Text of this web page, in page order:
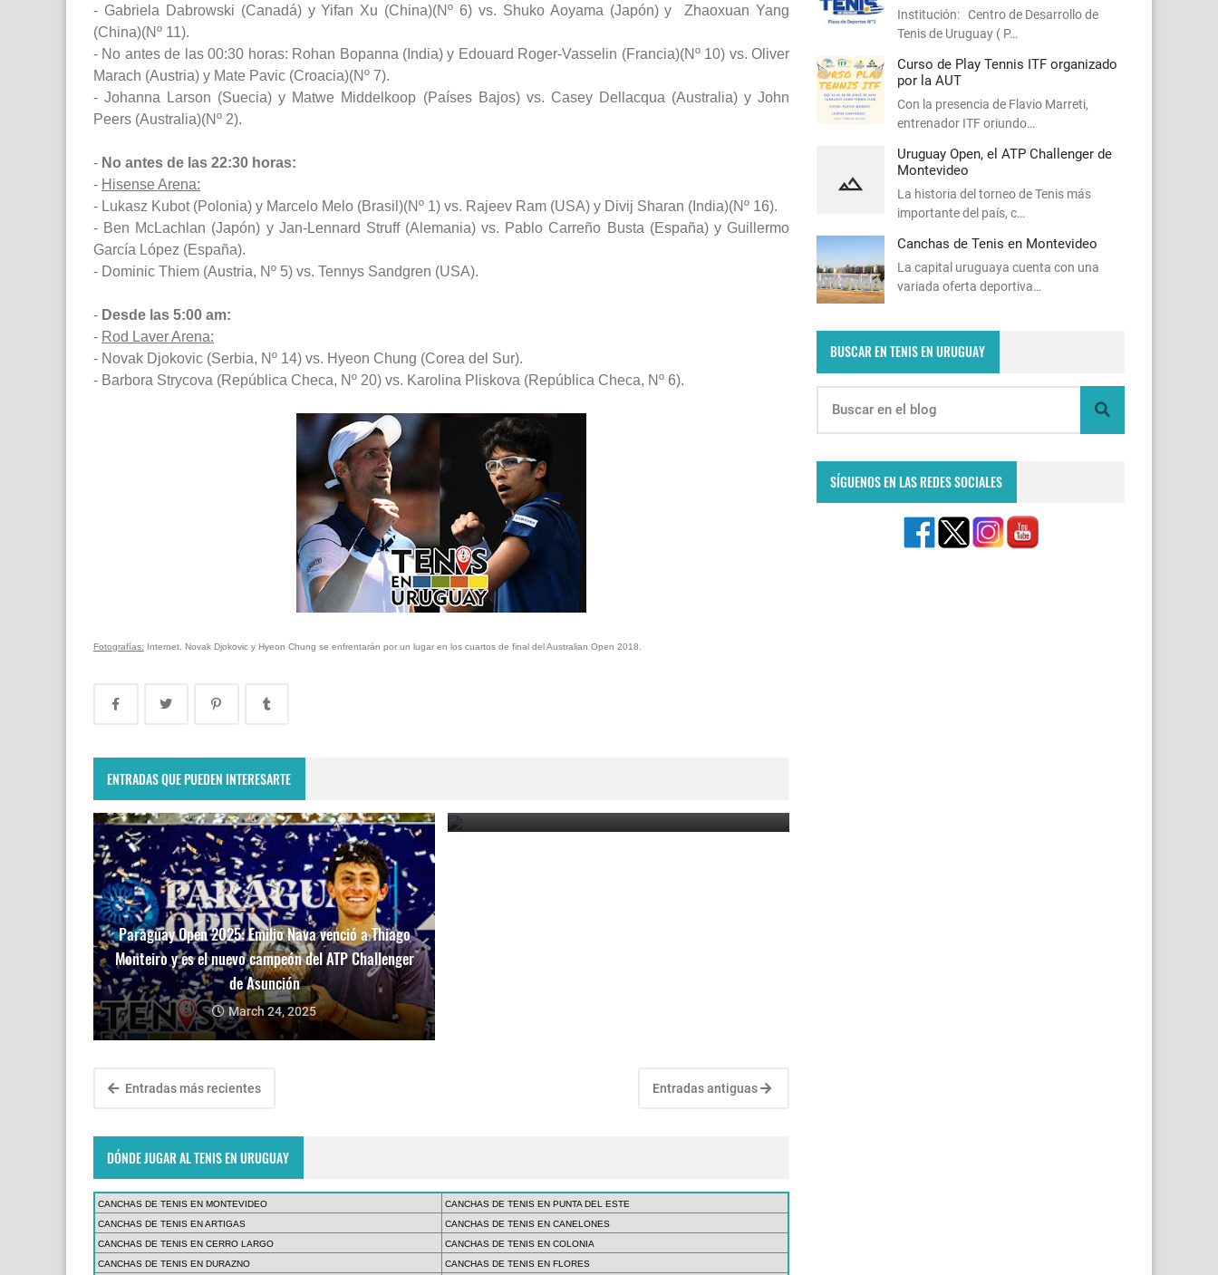
- Gabriela Dabrowski (Canadá) y Yifan Xu (China)(Nº 6) vs. Shuko Aoyama (Japón) y Zhaoxuan Yang
(China)(Nº 11).
- No antes de las 00:30 horas: Rohan Bopanna (India) y Edouard Roger-Vasselin (Francia)(Nº 10) vs. Oliver
Marach (Austria) y Mate Pavic (Croacia)(Nº 7).
- Johanna Larson (Suecia) y Matwe Middelkoop (Países Bajos) vs. Casey Dellacqua (Australia) y John
Peers (Australia)(Nº 2).
- No antes de las 22:30 horas:
- Hisense Arena:
- Lukasz Kubot (Polonia) y Marcelo Melo (Brasil)(Nº 1) vs. Rajeev Ram (USA) y Divij Sharan (India)(Nº 16).
- Ben McLachlan (Japón) y Jan-Lennard Struff (Alemania) vs. Pablo Carreño Busta (España) y Guillermo
García López (España).
- Dominic Thiem (Austria, Nº 5) vs. Tennys Sandgren (USA).
- Desde las 5:00 am:
- Rod Laver Arena:
- Novak Djokovic (Serbia, Nº 14) vs. Hyeon Chung (Corea del Sur).
- Barbora Strycova (República Checa, Nº 20) vs. Karolina Pliskova (República Checa, Nº 6).
Fotografías: Internet. Novak Djokovic y Hyeon Chung se enfrentarán por un lugar en los cuartos de final del Australian Open 2018.
ENTRADAS QUE PUEDEN INTERESARTE
Paraguay Open 2025: Emilio Nava venció a Thiago
Monteiro y es el nuevo campeón del ATP Challenger
de Asunción
March 24, 2025
Entradas más recientes Entradas antiguas
DÓNDE JUGAR AL TENIS EN URUGUAY
CANCHAS DE TENIS EN MONTEVIDEO
CANCHAS DE TENIS EN PUNTA DEL ESTE
CANCHAS DE TENIS EN ARTIGAS
CANCHAS DE TENIS EN CANELONES
CANCHAS DE TENIS EN CERRO LARGO
CANCHAS DE TENIS EN COLONIA
CANCHAS DE TENIS EN DURAZNO
CANCHAS DE TENIS EN FLORES
Institución: Centro de Desarrollo de
Tenis de Uruguay ( P…
Curso de Play Tennis ITF organizado
por la AUT
Con la presencia de Flavio Marreti,
entrenador ITF oriundo…
Uruguay Open, el ATP Challenger de
Montevideo
La historia del torneo de Tenis más
importante del país, c…
Canchas de Tenis en Montevideo
La capital uruguaya cuenta con una
variada oferta deportiva…
BUSCAR EN TENIS EN URUGUAY
SÍGUENOS EN LAS REDES SOCIALES